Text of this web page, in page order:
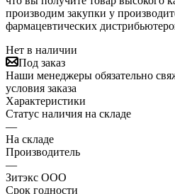
производим закупки у
фармацевтических
Нет в наличии
Под заказ
Наши менеджеры обязательно
условия заказа
Характеристики
Статус наличия на складе
—
На складе
Производитель
—
Зитэкс ООО
Срок годности